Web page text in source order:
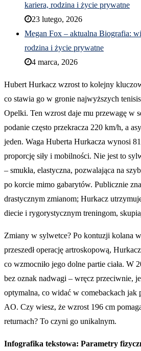
kariera, rodzina i życie prywatne
23 lutego, 2026
Megan Fox – aktualna Biografia:
rodzina i życie prywatne
4 marca, 2026
Hubert Hurkacz wzrost to kolejny
co stawia go w gronie najwyższych
Opelki. Ten wzrost daje mu przewagę w
podanie często przekracza 220 km/h, a
jeden. Waga Huberta Hurkacza wynosi
proporcję siły i mobilności. Nie jest to
– smukła, elastyczna, pozwalająca na
po korcie mimo gabarytów. Publicznie
drastycznym zmianom; Hurkacz
diecie i rygorystycznym treningom,
Zmiany w sylwetce? Po kontuzji kolana
przeszedł operację artroskopową,
co wzmocniło jego dolne partie ciała. W
bez oznak nadwagi – wręcz przeciwnie,
optymalna, co widać w comebackach
AO. Czy wiesz, że wzrost 196 cm
returnach? To czyni go unikalnym.
Infografika tekstowa: Parametry